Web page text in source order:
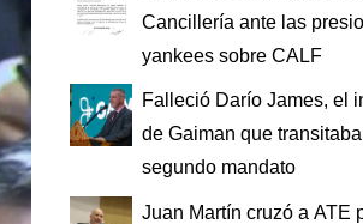
Cancillería ante las
yankees sobre CALF
Falleció Darío James, el
de Gaiman que
segundo mandato
Juan Martín cruzó a ATE